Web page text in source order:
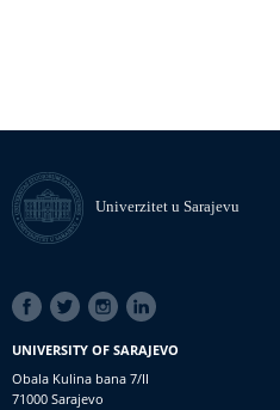
Univerzitet u Sarajevu
SOCIAL
LINKS
UNIVERSITY OF SARAJEVO
Obala Kulina bana 7/II
71000 Sarajevo